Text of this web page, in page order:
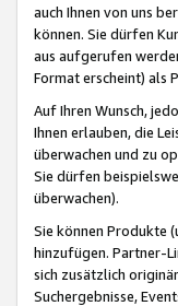
auch Ihnen von uns
können. Sie dürfen
aus aufgerufen
Format erscheint) als
Auf Ihren Wunsch,
Ihnen erlauben, die
überwachen und zu
Sie dürfen
überwachen).
Sie können Produkte
hinzufügen. Partner-
sich zusätzlich
Suchergebnisse,